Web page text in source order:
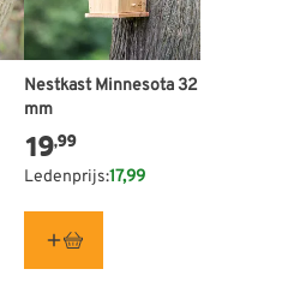
Nestkast Minnesota 32
mm
19,99
Ledenprijs:17,99